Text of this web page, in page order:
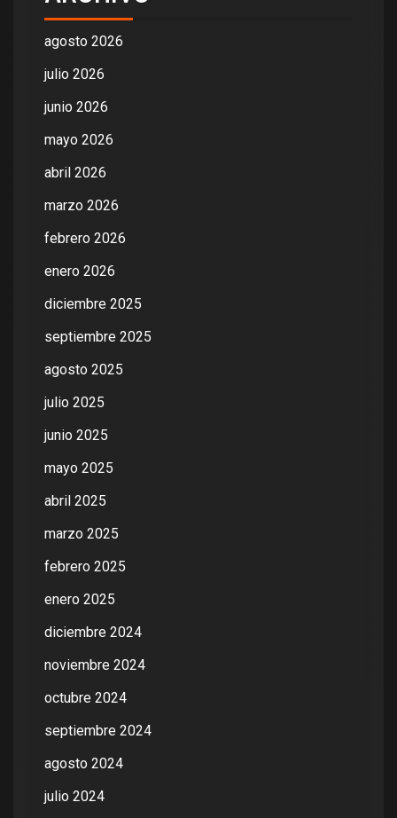
agosto 2026
julio 2026
junio 2026
mayo 2026
abril 2026
marzo 2026
febrero 2026
enero 2026
diciembre 2025
septiembre 2025
agosto 2025
julio 2025
junio 2025
mayo 2025
abril 2025
marzo 2025
febrero 2025
enero 2025
diciembre 2024
noviembre 2024
octubre 2024
septiembre 2024
agosto 2024
julio 2024